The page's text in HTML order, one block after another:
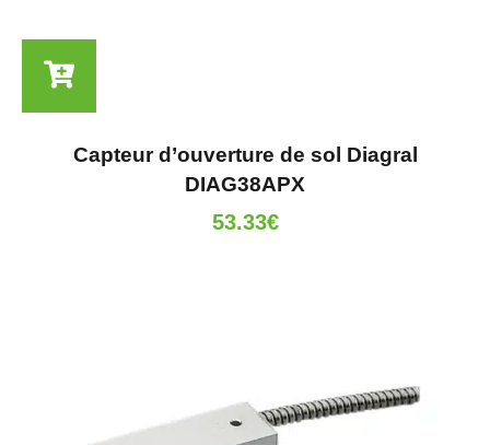
Capteur d’ouverture de sol Diagral
DIAG38APX
53.33€